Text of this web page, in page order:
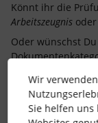
Könnt ihr die
Arbeitszeugnis
Oder wünschst
Liebe Grüße
Lena
Wir
Sie helfen uns